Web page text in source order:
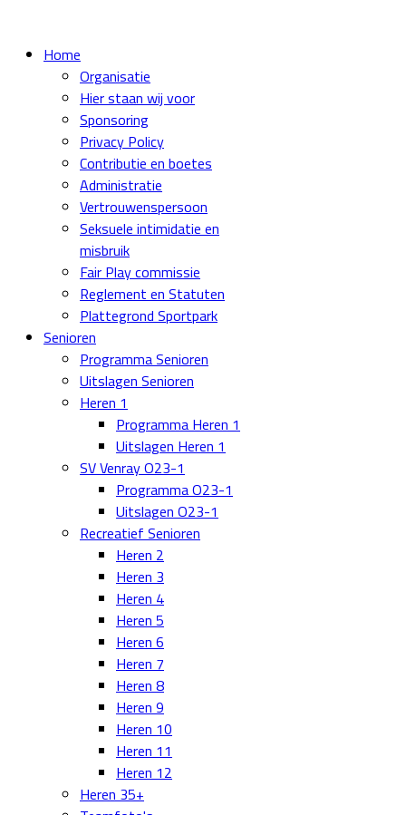
Home
Organisatie
Hier staan wij voor
Sponsoring
Privacy Policy
Contributie en boetes
Administratie
Vertrouwenspersoon
Seksuele intimidatie en
misbruik
Fair Play commissie
Reglement en Statuten
Plattegrond Sportpark
Senioren
Programma Senioren
Uitslagen Senioren
Heren 1
Programma Heren 1
Uitslagen Heren 1
SV Venray O23-1
Programma O23-1
Uitslagen O23-1
Recreatief Senioren
Heren 2
Heren 3
Heren 4
Heren 5
Heren 6
Heren 7
Heren 8
Heren 9
Heren 10
Heren 11
Heren 12
Heren 35+